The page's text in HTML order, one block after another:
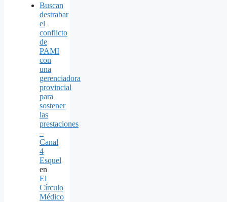
Buscan
destrabar
el
conflicto
de
PAMI
con
una
gerenciadora
provincial
para
sostener
las
prestaciones
–
Canal
4
Esquel
en
El
Círculo
Médico